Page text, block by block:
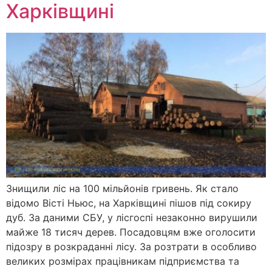
Харківщині
Знищили ліс на 100 мільйонів гривень. Як стало
відомо Вісті Ньюс, на Харківщині пішов під сокиру
дуб. За даними СБУ, у лісгоспі незаконно вирушили
майже 18 тисяч дерев. Посадовцям вже оголосити
підозру в розкраданні лісу. За розтрати в особливо
великих розмірах працівникам підприємства та